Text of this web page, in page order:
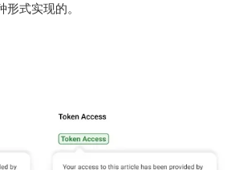
式实现的。